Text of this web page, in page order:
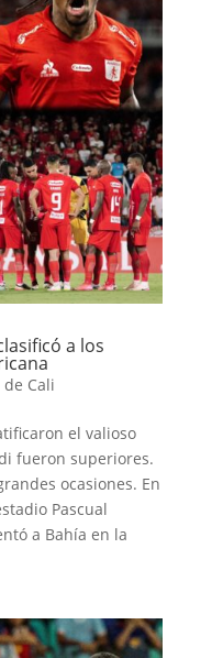
a los
Cali
el valioso
fueron superiores.
ocasiones. En
Pascual
a Bahía en la